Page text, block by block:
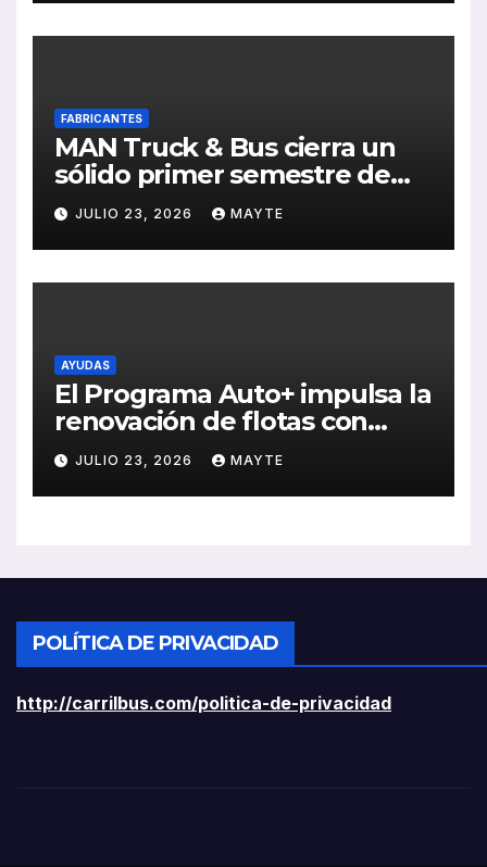
FABRICANTES
MAN Truck & Bus cierra un
sólido primer semestre de
2026 con crecimiento en
ventas, pedidos y
rentabilidad
JULIO 23, 2026 MAYTE
AYUDAS
El Programa Auto+ impulsa la
renovación de flotas con
ayudas a vehículos eléctricos
ligeros
JULIO 23, 2026 MAYTE
POLÍTICA DE PRIVACIDAD
http://carrilbus.com/politica-de-privacidad